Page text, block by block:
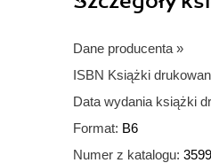
Dane producenta »
ISBN Książki
Data wydania książki
Format: B6
Numer z katalogu: 3599